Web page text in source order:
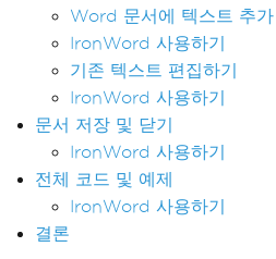
Word 문서에 텍스트 추가
IronWord 사용하기
기존 텍스트 편집하기
IronWord 사용하기
문서 저장 및 닫기
IronWord 사용하기
전체 코드 및 예제
IronWord 사용하기
결론